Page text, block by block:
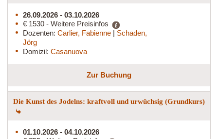
26.09.2026 - 03.10.2026
€ 1530 - Weitere Preisinfos
Dozenten: Carlier, Fabienne | Schaden,
Jörg
Domizil: Casanuova
Zur Buchung
Die Kunst des Jodelns: kraftvoll und urwüchsig (Grundkurs)
01.10.2026 - 04.10.2026